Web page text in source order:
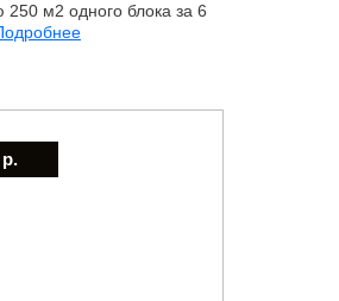
м2 одного блока за 6
р.